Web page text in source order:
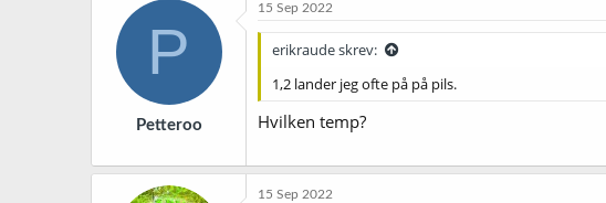
j
o
e
P
Petteroo
15 Sep 2022
erikraude skrev:
1,2 lander jeg ofte på på pils.
Hvilken temp?
15 Sep 2022